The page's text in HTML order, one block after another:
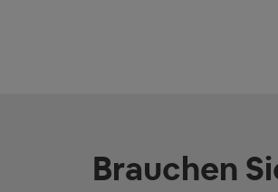
Brauchen